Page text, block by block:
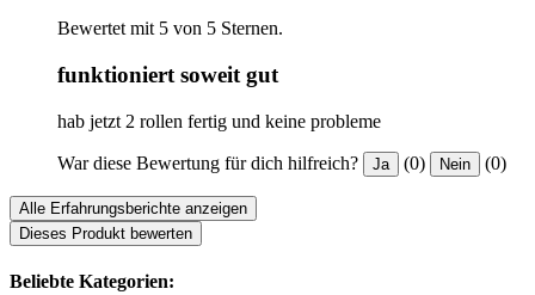
Bewertet mit 5 von 5 Sternen.
funktioniert soweit gut
hab jetzt 2 rollen fertig und keine probleme
War diese Bewertung für dich hilfreich? Ja (0) Nein (0)
Alle Erfahrungsberichte anzeigen
Dieses Produkt bewerten
Beliebte Kategorien: